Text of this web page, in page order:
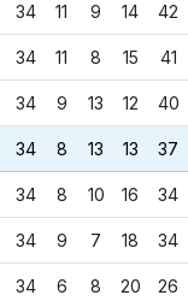
34 11 9 14 42
34 11 8 15 41
34 9 13 12 40
34 8 13 13 37
34 8 10 16 34
34 9 7 18 34
34 6 8 20 26